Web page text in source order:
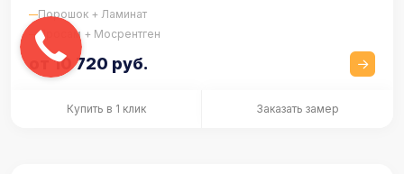
Порошок + Ламинат
Просам + Мосрентген
от 10 720 руб.
Купить в 1 клик Заказать замер